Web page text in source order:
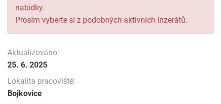
nabídky.
Prosím vyberte si z podobných aktivních inzerátů.
Aktualizováno:
25. 6. 2025
Lokalita pracoviště:
Bojkovice